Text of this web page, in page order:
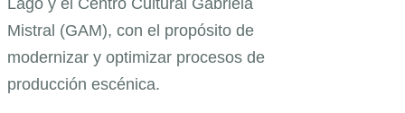
Mistral (GAM), con el propósito de
modernizar y optimizar procesos de
producción escénica.